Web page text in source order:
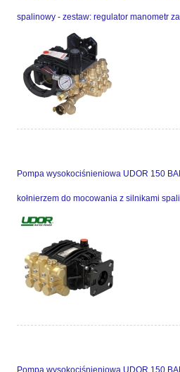
spalinowy - zestaw: regulator manometr
Pompa wysokociśnieniowa UDOR 150
kołnierzem do mocowania z silnikami